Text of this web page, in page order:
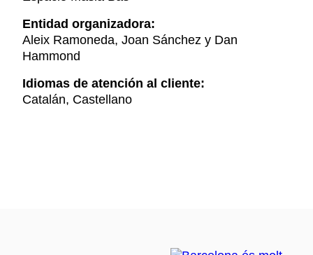
Entidad organizadora:
Aleix Ramoneda, Joan Sánchez y Dan
Hammond
Idiomas de atención al cliente:
Catalán, Castellano